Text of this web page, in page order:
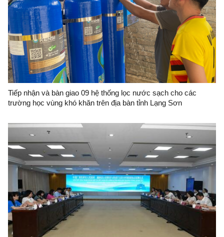
Tiếp nhận và bàn giao 09 hệ thống lọc nước sạch cho các
trường học vùng khó khăn trên địa bàn tỉnh Lạng Sơn